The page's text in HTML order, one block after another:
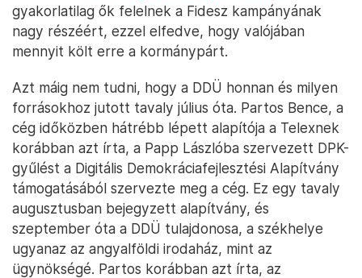
gyakorlatilag ők felelnek a Fidesz kampányának
nagy részéért, ezzel elfedve, hogy valójában
mennyit költ erre a kormánypárt.
Azt máig nem tudni, hogy a DDÜ honnan és milyen
forrásokhoz jutott tavaly július óta. Partos Bence, a
cég időközben hátrébb lépett alapítója a Telexnek
korábban azt írta, a Papp Lászlóba szervezett DPK-
gyűlést a Digitális Demokráciafejlesztési Alapítvány
támogatásából szervezte meg a cég. Ez egy tavaly
augusztusban bejegyzett alapítvány, és
szeptember óta a DDÜ tulajdonosa, a székhelye
ugyanaz az angyalföldi irodaház, mint az
ügynökségé. Partos korábban azt írta, az